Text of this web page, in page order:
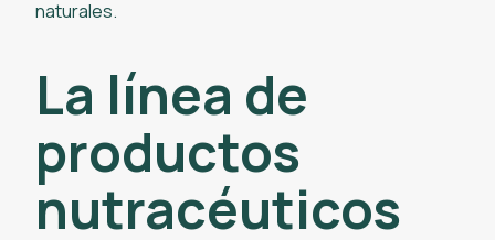
naturales.
La línea de
productos
nutracéuticos